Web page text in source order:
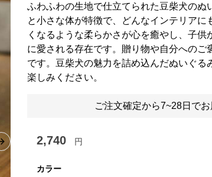
Next slide
ふわふわの生地で仕立てられた豆柴犬のぬ
と小さな体が特徴で、どんなインテリアに
くなるような柔らかさが心を癒やし、子供
に愛される存在です。贈り物や自分へのご
です。豆柴犬の魅力を詰め込んだぬいぐる
楽しみください。
ご注文確定から7~28日で
2,740 円
カラー